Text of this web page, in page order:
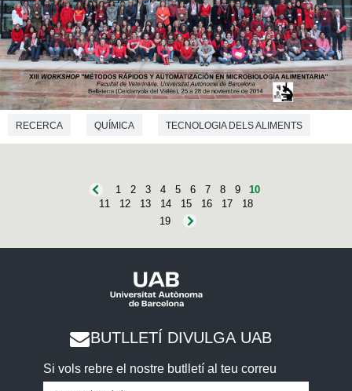
RECERCA QUÍMICA TECNOLOGIA DELS ALIMENTS
1 2 3 4 5 6 7 8 9
10
11
12 13 14 15 16 17
18
19
BUTLLETÍ DIVULGA UAB
Si vols rebre el nostre butlletí al teu correu